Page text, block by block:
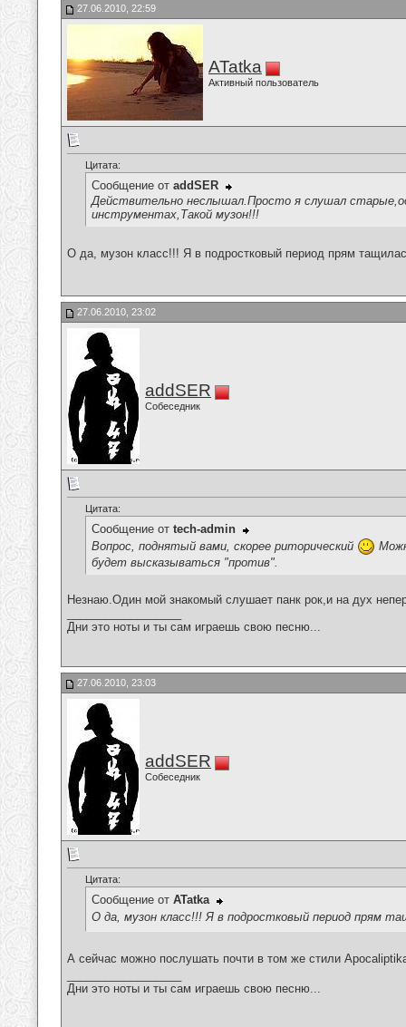
27.06.2010, 22:59
ATatka
Активный пользователь
Цитата:
Сообщение от addSER
Действительно неслышал.Просто я слушал
инструментах,Такой музон!!!
О да, музон класс!!! Я в подростковый период прям
27.06.2010, 23:02
addSER
Собеседник
Цитата:
Сообщение от tech-admin
Вопрос, поднятый вами, скорее риторический
будет высказываться "против".
Незнаю.Один мой знакомый слушает панк рок,и на дух
Дни это ноты и ты сам играешь свою песню...
27.06.2010, 23:03
addSER
Собеседник
Цитата:
Сообщение от ATatka
О да, музон класс!!! Я в подростковый период прям
А сейчас можно послушать почти в том же стили
Дни это ноты и ты сам играешь свою песню...